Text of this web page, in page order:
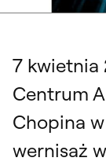
Europejskim Centrum
7 kwietnia
Centrum
Chopina
wernisaż